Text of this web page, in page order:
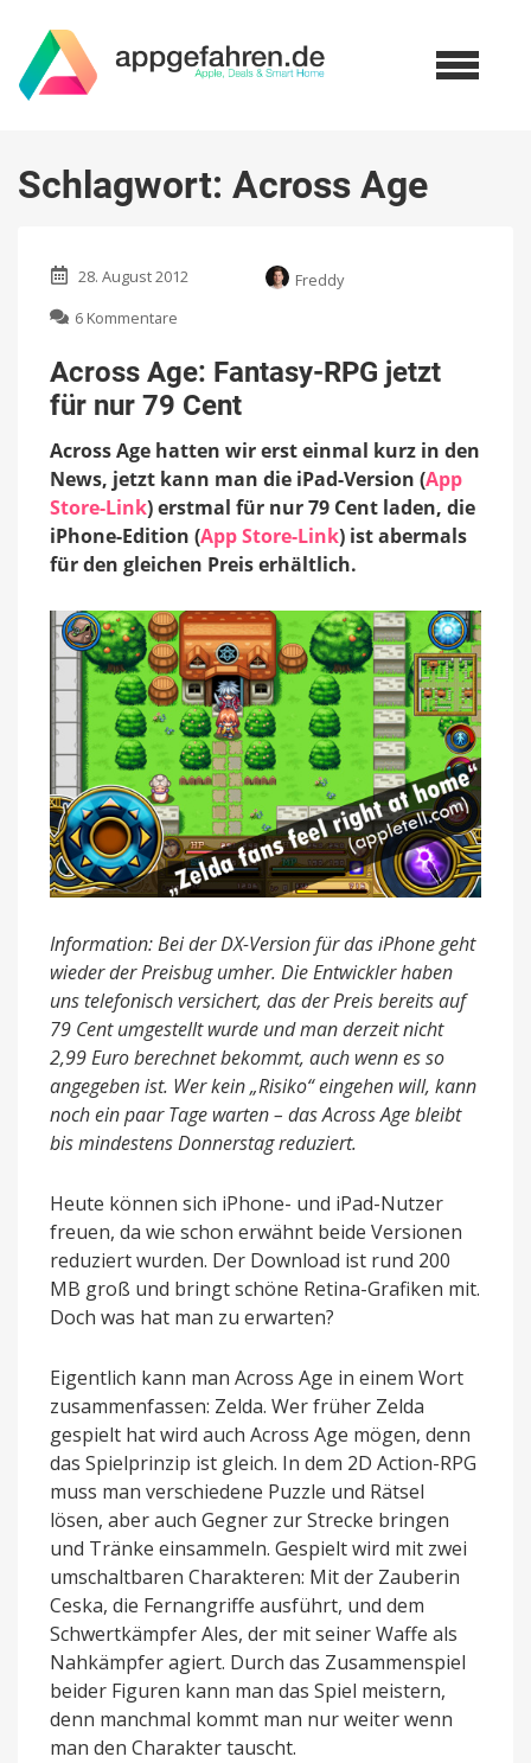
Schlagwort: Across Age
28. August 2012
Freddy
6 Kommentare
Age:
Fantasy-
RPG
für
nur
79
Cent
Across Age: Fantasy-RPG jetzt
für nur 79 Cent
Across Age hatten wir erst einmal kurz in den
News, jetzt kann man die iPad-Version (App
Store-Link) erstmal für nur 79 Cent laden, die
iPhone-Edition (App Store-Link) ist abermals
für den gleichen Preis erhältlich.
Information: Bei der DX-Version für das iPhone geht
wieder der Preisbug umher. Die Entwickler haben
uns telefonisch versichert, das der Preis bereits auf
79 Cent umgestellt wurde und man derzeit nicht
2,99 Euro berechnet bekommt, auch wenn es so
angegeben ist. Wer kein „Risiko“ eingehen will, kann
noch ein paar Tage warten – das Across Age bleibt
bis mindestens Donnerstag reduziert.
Heute können sich iPhone- und iPad-Nutzer
freuen, da wie schon erwähnt beide Versionen
reduziert wurden. Der Download ist rund 200
MB groß und bringt schöne Retina-Grafiken mit.
Doch was hat man zu erwarten?
Eigentlich kann man Across Age in einem Wort
zusammenfassen: Zelda. Wer früher Zelda
gespielt hat wird auch Across Age mögen, denn
das Spielprinzip ist gleich. In dem 2D Action-RPG
muss man verschiedene Puzzle und Rätsel
lösen, aber auch Gegner zur Strecke bringen
und Tränke einsammeln. Gespielt wird mit zwei
umschaltbaren Charakteren: Mit der Zauberin
Ceska, die Fernangriffe ausführt, und dem
Schwertkämpfer Ales, der mit seiner Waffe als
Nahkämpfer agiert. Durch das Zusammenspiel
beider Figuren kann man das Spiel meistern,
denn manchmal kommt man nur weiter wenn
man den Charakter tauscht.